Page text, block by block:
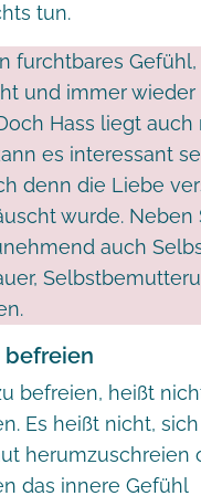
tun.
furchtbares Gefühl,
und immer wieder
Hass liegt auch
es interessant
denn die Liebe
wurde. Neben
auch
befreien
befreien, heißt
Es heißt nicht,
herumzuschreien
das innere Gefühl